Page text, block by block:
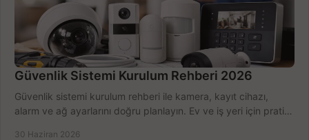
Güvenlik Sistemi Kurulum Rehberi 2026
Güvenlik sistemi kurulum rehberi ile kamera, kayıt cihazı,
alarm ve ağ ayarlarını doğru planlayın. Ev ve iş yeri için pratik
30 Haziran 2026